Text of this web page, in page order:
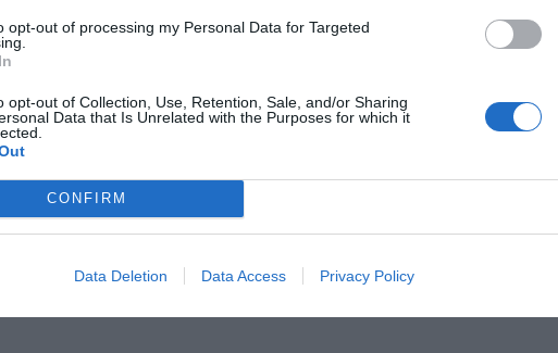
opt-out of processing my Personal Data for Targeted
opt-out of Collection, Use, Retention, Sale, and/or Sharing
Data that Is Unrelated with the Purposes for which it
CONFIRM
Data Deletion Data Access Privacy Policy
ad